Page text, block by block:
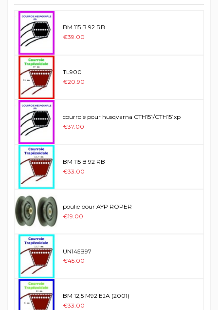
BM 115 B 92 RB
€39.00
TL900
€20.90
courroie pour husqvarna CTH151/CTH151xp
€37.00
BM 115 B 92 RB
€33.00
poulie pour AYP ROPER
€19.00
UN145B97
€45.00
BM 12,5 M92 EJA (2001)
€33.00